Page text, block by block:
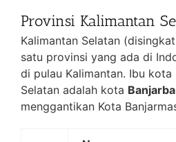
Provinsi Kalimantan
Kalimantan Selatan (disingkat
satu provinsi yang ada di
di pulau Kalimantan. Ibu
Selatan adalah kota
menggantikan Kota